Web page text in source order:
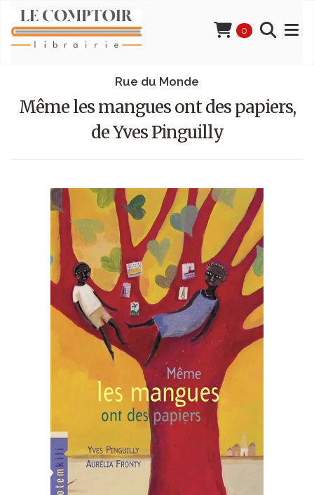
0
Rue du Monde
Même les mangues ont des papiers,
de Yves Pinguilly